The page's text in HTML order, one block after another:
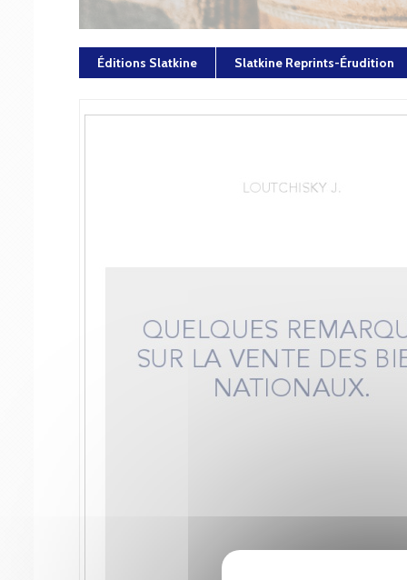
Éditions Slatkine Slatkine Reprints-Érudition